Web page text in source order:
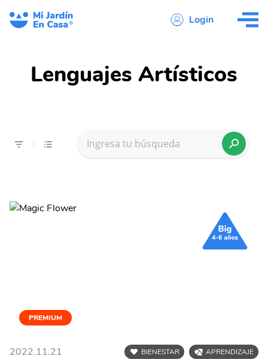
Login
Lenguajes Artísticos
PREMIUM
2022.11.21 BIENESTAR APRENDIZAJE